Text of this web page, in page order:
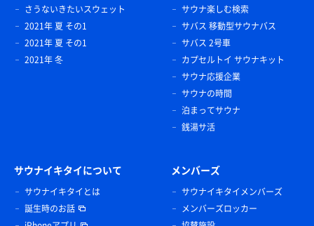
さうないきたいスウェット
2021年 夏 その1
2021年 夏 その1
2021年 冬
サウナ楽しむ検索
サバス 移動型サウナバス
サバス 2号車
カプセルトイ サウナキット
サウナ応援企業
サウナの時間
泊まってサウナ
銭湯サ活
サウナイキタイについて
サウナイキタイとは
誕生時のお話
メンバーズ
サウナイキタイメンバーズ
メンバーズロッカー